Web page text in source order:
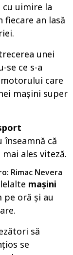
cu uimire la
an lasă
unei
se ce s-a
care
mașini super
înseamnă că
ales viteză.
Rimac Nevera
mașini
pe oră și au
să
se